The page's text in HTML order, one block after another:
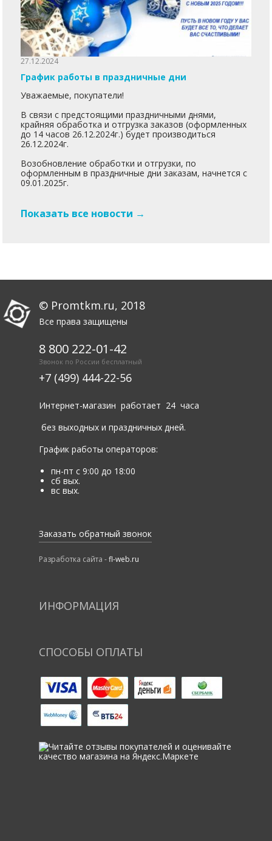
27.12.2024
График работы в праздничные дни
Уважаемые, покупатели!
В связи с предстоящими праздничными днями,
крайняя обработка и отгрузка заказов (оформленных
до 14 часов 26.12.2024г.) будет производиться
26.12.2024г.
Возобновление обработки и отгрузки, по
оформленным в праздничные дни заказам, начнется с
09.01.2025г.
Показать все новости →
© Promtkm.ru, 2018
Все права защищены
8 800 222-01-42
Звонок по России бесплатный
+7 (499) 444-22-56
Интернет-магазин работает 24 часа
без выходных и праздничных дней.
График работы операторов:
пн-пт с 9:00 до 18:00
сб вых.
вс вых.
Заказать обратный звонок
Разработка сайта -fl-web.ru
ИНФОРМАЦИЯ
СПОСОБЫ ОПЛАТЫ